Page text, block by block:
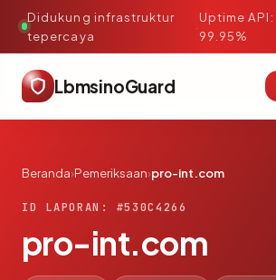
Didukung infrastruktur
tepercaya
·
Uptime API:
99.95%
LbmsinoGuard
Beranda›Pemeriksaan›pro-int.com
ID LAPORAN: #530C4266
pro-int.com